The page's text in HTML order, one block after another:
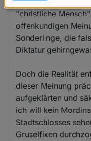
"christliche
offenkundigen
Sonderlinge, die
Diktatur
Doch die Realität
dieser Meinung
aufgeklärten und
ich will kein
Stadtschlosses
Gruselfixen
Daten
und
Cookies